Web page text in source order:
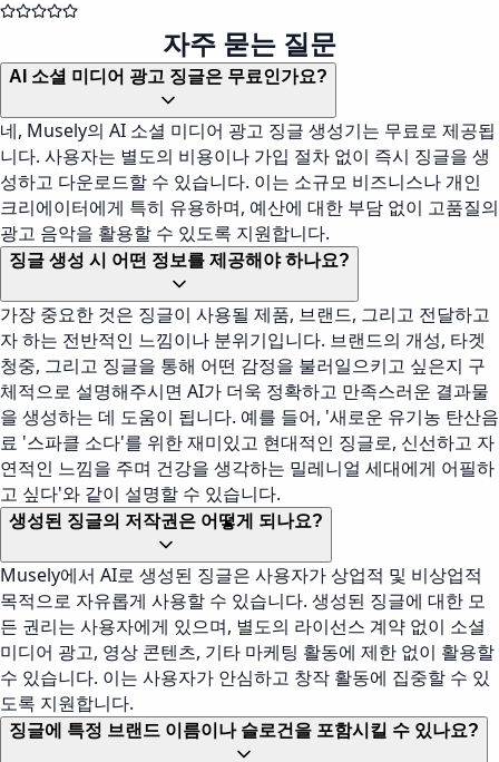
자주 묻는 질문
AI 소셜 미디어 광고 징글은 무료인가요?
네, Musely의 AI 소셜 미디어 광고 징글 생성기는 무료로 제공됩
니다. 사용자는 별도의 비용이나 가입 절차 없이 즉시 징글을 생
성하고 다운로드할 수 있습니다. 이는 소규모 비즈니스나 개인
크리에이터에게 특히 유용하며, 예산에 대한 부담 없이 고품질의
광고 음악을 활용할 수 있도록 지원합니다.
징글 생성 시 어떤 정보를 제공해야 하나요?
가장 중요한 것은 징글이 사용될 제품, 브랜드, 그리고 전달하고
자 하는 전반적인 느낌이나 분위기입니다. 브랜드의 개성, 타겟
청중, 그리고 징글을 통해 어떤 감정을 불러일으키고 싶은지 구
체적으로 설명해주시면 AI가 더욱 정확하고 만족스러운 결과물
을 생성하는 데 도움이 됩니다. 예를 들어, '새로운 유기농 탄산음
료 '스파클 소다'를 위한 재미있고 현대적인 징글로, 신선하고 자
연적인 느낌을 주며 건강을 생각하는 밀레니얼 세대에게 어필하
고 싶다'와 같이 설명할 수 있습니다.
생성된 징글의 저작권은 어떻게 되나요?
Musely에서 AI로 생성된 징글은 사용자가 상업적 및 비상업적
목적으로 자유롭게 사용할 수 있습니다. 생성된 징글에 대한 모
든 권리는 사용자에게 있으며, 별도의 라이선스 계약 없이 소셜
미디어 광고, 영상 콘텐츠, 기타 마케팅 활동에 제한 없이 활용할
수 있습니다. 이는 사용자가 안심하고 창작 활동에 집중할 수 있
도록 지원합니다.
징글에 특정 브랜드 이름이나 슬로건을 포함시킬 수 있나요?